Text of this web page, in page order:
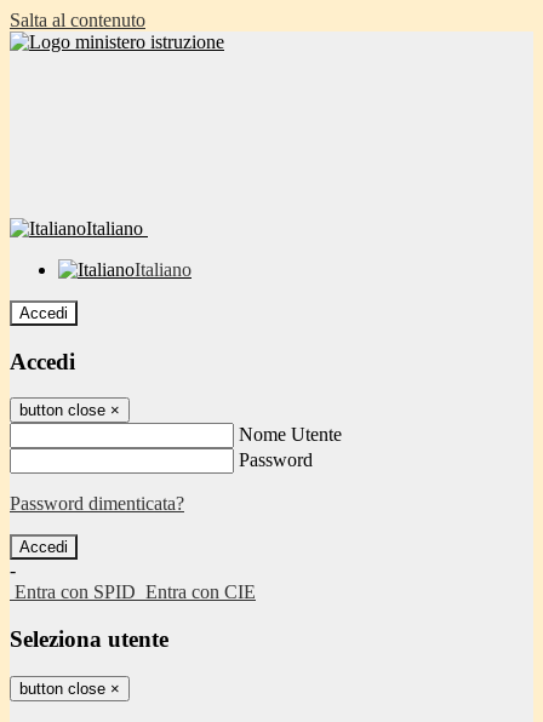
Salta al contenuto
Italiano
Italiano
Accedi
Accedi
button close ×
Nome Utente
Password
Password dimenticata?
-
Entra con SPID Entra con CIE
Seleziona utente
button close ×